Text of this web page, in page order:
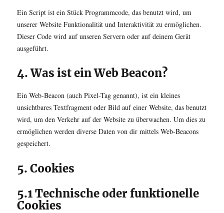
Ein Script ist ein Stück Programmcode, das benutzt wird, um
unserer Website Funktionalität und Interaktivität zu ermöglichen.
Dieser Code wird auf unseren Servern oder auf deinem Gerät
ausgeführt.
4. Was ist ein Web Beacon?
Ein Web-Beacon (auch Pixel-Tag genannt), ist ein kleines
unsichtbares Textfragment oder Bild auf einer Website, das benutzt
wird, um den Verkehr auf der Website zu überwachen. Um dies zu
ermöglichen werden diverse Daten von dir mittels Web-Beacons
gespeichert.
5. Cookies
5.1 Technische oder funktionelle
Cookies